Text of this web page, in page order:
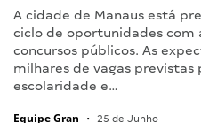
A cidade de Manaus está
ciclo de oportunidades com
concursos públicos. As
milhares de vagas
escolaridade e…
Equipe Gran • 25 de Junho